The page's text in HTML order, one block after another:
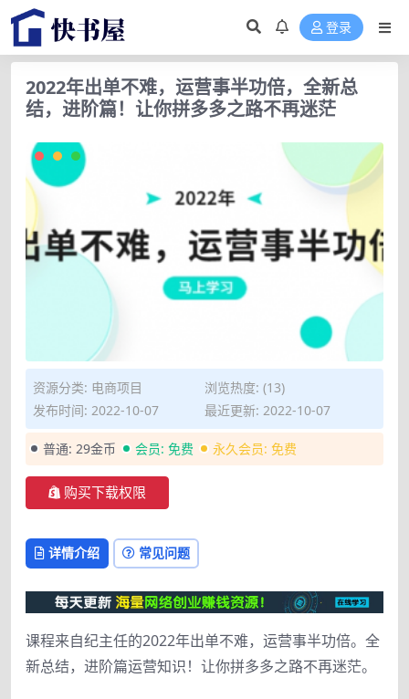
登录
2022年出单不难，运营事半功倍，全新总
结，进阶篇！让你拼多多之路不再迷茫
资源分类: 电商项目
浏览热度: (13)
发布时间: 2022-10-07
最近更新: 2022-10-07
普通: 29金币 会员: 免费 永久会员: 免费
购买下载权限
详情介绍 常见问题
课程来自纪主任的2022年出单不难，运营事半功倍。全
新总结，进阶篇运营知识！让你拼多多之路不再迷茫。